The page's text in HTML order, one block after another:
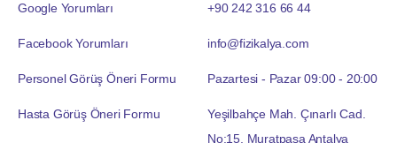
Google Yorumları
Facebook Yorumları
Personel Görüş Öneri Formu
Hasta Görüş Öneri Formu
+90 242 316 66 44
info@fizikalya.com
Pazartesi - Pazar 09:00 - 20:00
Yeşilbahçe Mah. Çınarlı Cad.
No:15, Muratpaşa Antalya